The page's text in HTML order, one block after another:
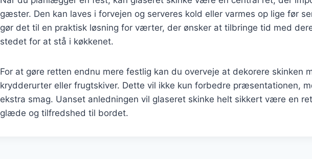
gæster. Den kan laves i forvejen og serveres kold eller varmes op lige før
gør det til en praktisk løsning for værter, der ønsker at tilbringe tid med
stedet for at stå i køkkenet.
For at gøre retten endnu mere festlig kan du overveje at dekorere skinken
krydderurter eller frugtskiver. Dette vil ikke kun forbedre præsentationen,
ekstra smag. Uanset anledningen vil glaseret skinke helt sikkert være en
glæde og tilfredshed til bordet.